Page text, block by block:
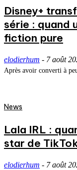
Disney+
série : quand
fiction pure
elodierhum - 7 août
Après avoir converti à
News
Lala IRL :
star de
elodierhum - 7 août